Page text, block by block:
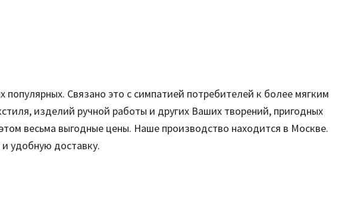
Связано это с симпатией потребителей к более мягким
изделий ручной работы и других Ваших творений, пригодных
весьма выгодные цены. Наше производство находится в Москве.
удобную доставку.